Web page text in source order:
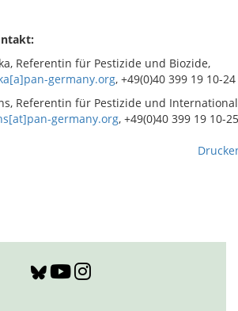
Referentin für Pestizide und Biozide,
germany.org, +49(0)40 399 19 10-24
Referentin für Pestizide und
germany.org, +49(0)40 399 19 10-25